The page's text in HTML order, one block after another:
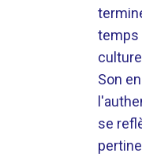
temps
Son
se